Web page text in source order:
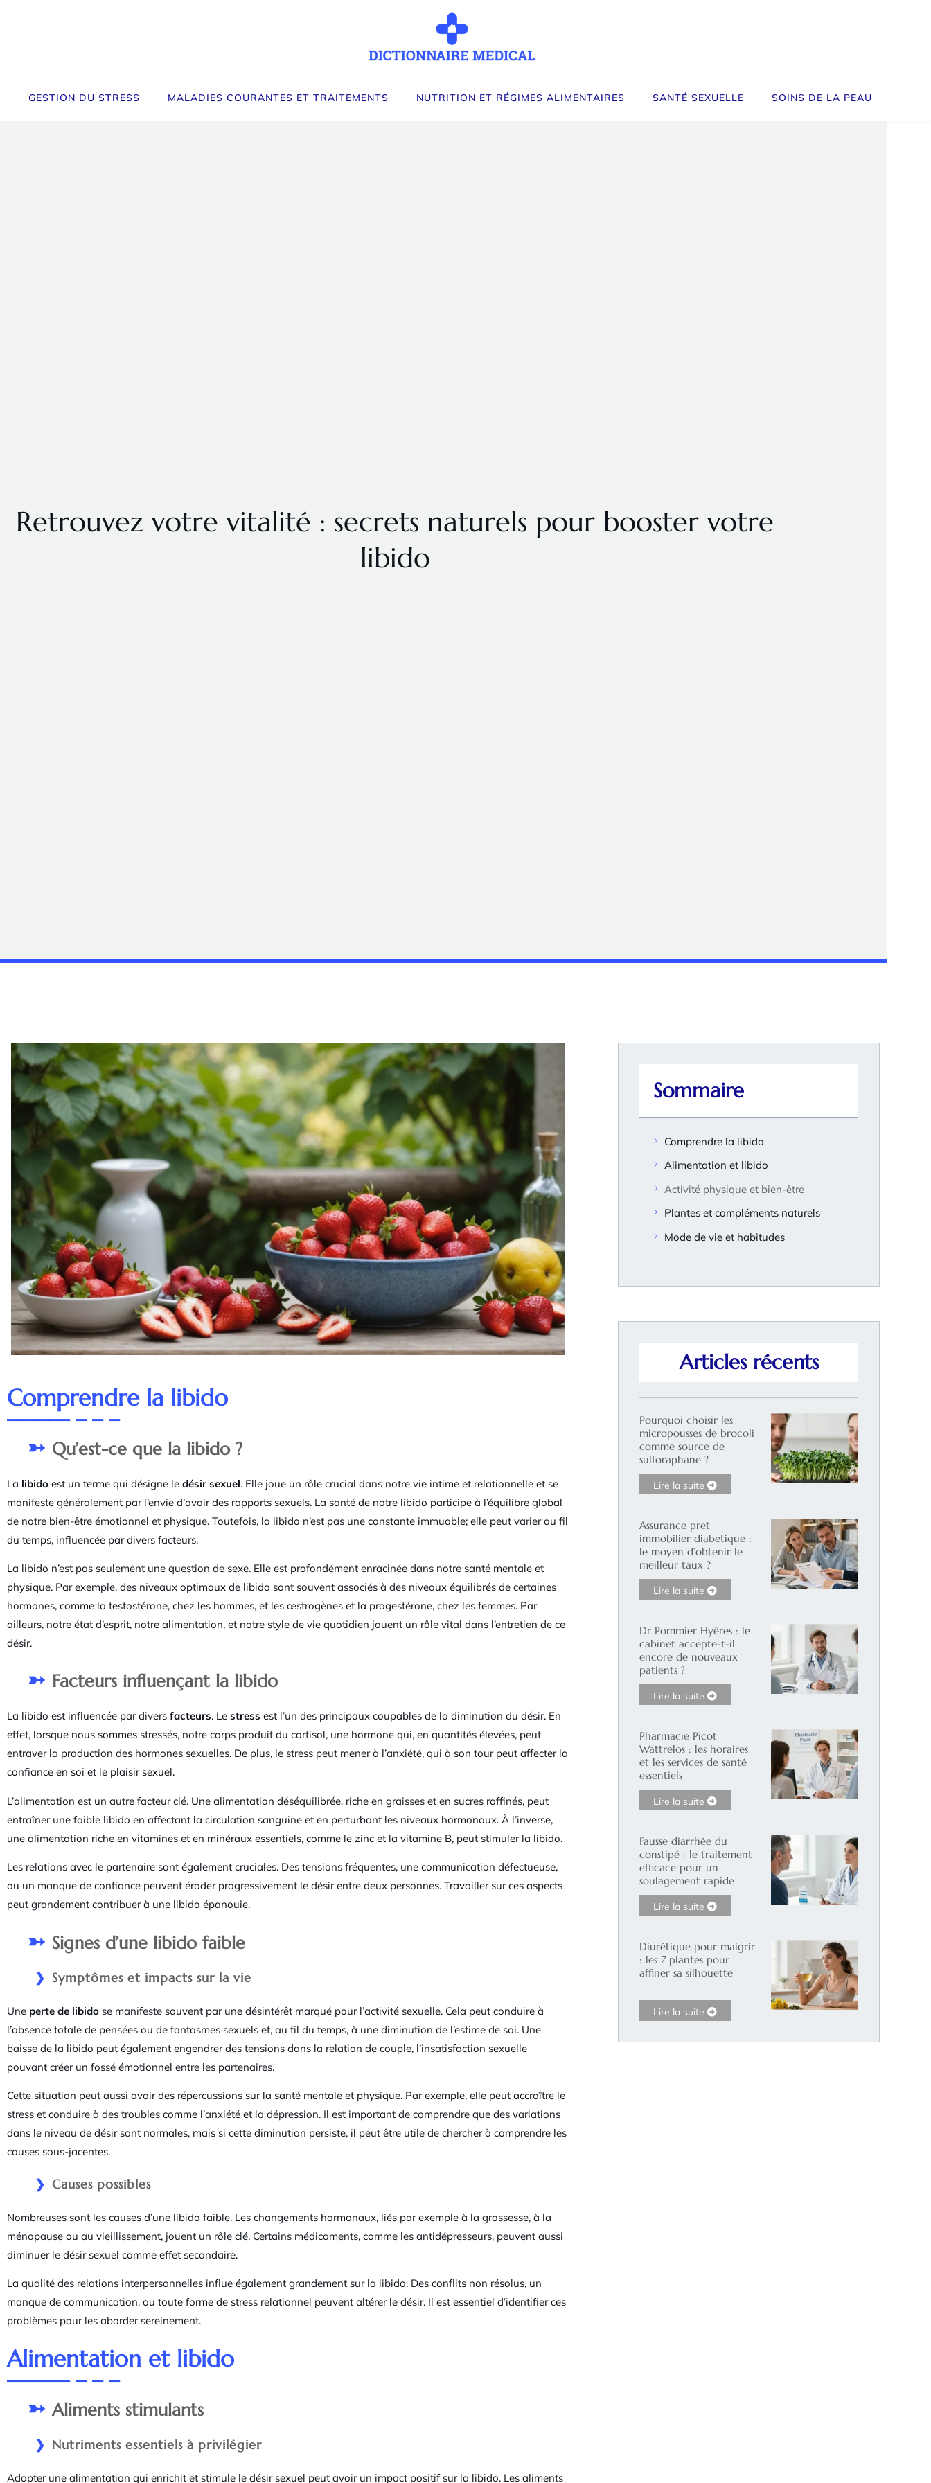
GESTION DU STRESS MALADIES COURANTES ET TRAITEMENTS NUTRITION ET RÉGIMES ALIMENTAIRES SANTÉ SEXUELLE SOINS DE LA PEAU
Retrouvez votre vitalité : secrets naturels pour booster votre
libido
Comprendre la libido
Qu’est-ce que la libido ?
La libido est un terme qui désigne le désir sexuel. Elle joue un rôle crucial dans notre vie intime et relationnelle et se
manifeste généralement par l’envie d’avoir des rapports sexuels. La santé de notre libido participe à l’équilibre global
de notre bien-être émotionnel et physique. Toutefois, la libido n’est pas une constante immuable; elle peut varier au fil
du temps, influencée par divers facteurs.
La libido n’est pas seulement une question de sexe. Elle est profondément enracinée dans notre santé mentale et
physique. Par exemple, des niveaux optimaux de libido sont souvent associés à des niveaux équilibrés de certaines
hormones, comme la testostérone, chez les hommes, et les œstrogènes et la progestérone, chez les femmes. Par
ailleurs, notre état d’esprit, notre alimentation, et notre style de vie quotidien jouent un rôle vital dans l’entretien de ce
désir.
Facteurs influençant la libido
La libido est influencée par divers facteurs. Le stress est l’un des principaux coupables de la diminution du désir. En
effet, lorsque nous sommes stressés, notre corps produit du cortisol, une hormone qui, en quantités élevées, peut
entraver la production des hormones sexuelles. De plus, le stress peut mener à l’anxiété, qui à son tour peut affecter la
confiance en soi et le plaisir sexuel.
L’alimentation est un autre facteur clé. Une alimentation déséquilibrée, riche en graisses et en sucres raffinés, peut
entraîner une faible libido en affectant la circulation sanguine et en perturbant les niveaux hormonaux. À l’inverse,
une alimentation riche en vitamines et en minéraux essentiels, comme le zinc et la vitamine B, peut stimuler la libido.
Les relations avec le partenaire sont également cruciales. Des tensions fréquentes, une communication défectueuse,
ou un manque de confiance peuvent éroder progressivement le désir entre deux personnes. Travailler sur ces aspects
peut grandement contribuer à une libido épanouie.
Signes d’une libido faible
Symptômes et impacts sur la vie
Une perte de libido se manifeste souvent par une désintérêt marqué pour l’activité sexuelle. Cela peut conduire à
l’absence totale de pensées ou de fantasmes sexuels et, au fil du temps, à une diminution de l’estime de soi. Une
baisse de la libido peut également engendrer des tensions dans la relation de couple, l’insatisfaction sexuelle
pouvant créer un fossé émotionnel entre les partenaires.
Cette situation peut aussi avoir des répercussions sur la santé mentale et physique. Par exemple, elle peut accroître le
stress et conduire à des troubles comme l’anxiété et la dépression. Il est important de comprendre que des variations
dans le niveau de désir sont normales, mais si cette diminution persiste, il peut être utile de chercher à comprendre les
causes sous-jacentes.
Causes possibles
Nombreuses sont les causes d’une libido faible. Les changements hormonaux, liés par exemple à la grossesse, à la
ménopause ou au vieillissement, jouent un rôle clé. Certains médicaments, comme les antidépresseurs, peuvent aussi
diminuer le désir sexuel comme effet secondaire.
La qualité des relations interpersonnelles influe également grandement sur la libido. Des conflits non résolus, un
manque de communication, ou toute forme de stress relationnel peuvent altérer le désir. Il est essentiel d’identifier ces
problèmes pour les aborder sereinement.
Alimentation et libido
Aliments stimulants
Nutriments essentiels à privilégier
Adopter une alimentation qui enrichit et stimule le désir sexuel peut avoir un impact positif sur la libido. Les aliments
Sommaire
Comprendre la libido
Alimentation et libido
Activité physique et bien-être
Plantes et compléments naturels
Mode de vie et habitudes
Articles récents
Pourquoi choisir les
micropousses de brocoli
comme source de
sulforaphane ?
Lire la suite
Assurance pret
immobilier diabetique :
le moyen d’obtenir le
meilleur taux ?
Lire la suite
Dr Pommier Hyères : le
cabinet accepte-t-il
encore de nouveaux
patients ?
Lire la suite
Pharmacie Picot
Wattrelos : les horaires
et les services de santé
essentiels
Lire la suite
Fausse diarrhée du
constipé : le traitement
efficace pour un
soulagement rapide
Lire la suite
Diurétique pour maigrir
: les 7 plantes pour
affiner sa silhouette
Lire la suite